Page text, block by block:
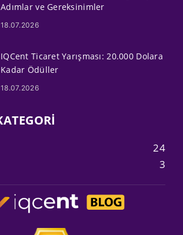
Adımlar ve Gereksinimler
18.07.2026
IQCent Ticaret Yarışması: 20.000 Dolara
Kadar Ödüller
18.07.2026
24
3